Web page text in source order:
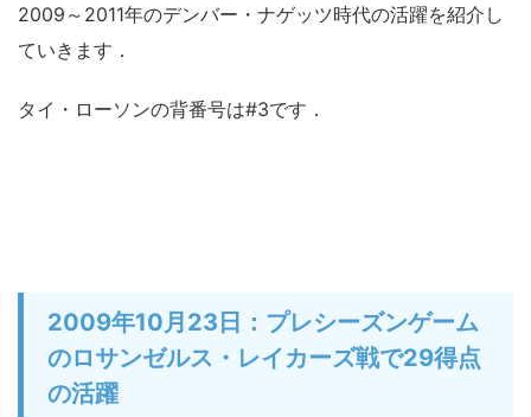
2009～2011年のデンバー・ナゲッツ時代の活躍を紹介し
ていきます．
タイ・ローソンの背番号は#3です．
2009年10月23日：プレシーズンゲーム
のロサンゼルス・レイカーズ戦で29得点
の活躍